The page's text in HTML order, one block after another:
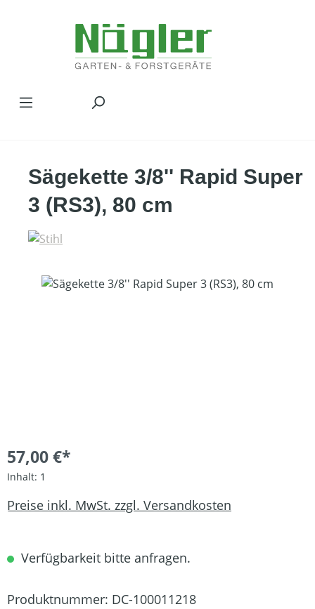
Sägekette 3/8'' Rapid Super
3 (RS3), 80 cm
Bildergalerie überspringen
57,00 €*
Inhalt: 1
Preise inkl. MwSt. zzgl. Versandkosten
Verfügbarkeit bitte anfragen.
Produktnummer: DC-100011218